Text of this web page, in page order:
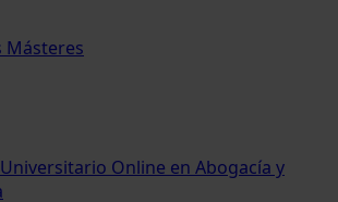
Másteres
Online en Abogacía y